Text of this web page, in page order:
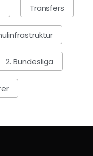
Transfers
2. Bundesliga